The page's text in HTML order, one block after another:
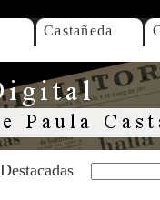
Castañeda
Destacadas